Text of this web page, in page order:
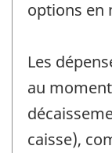
options en
Les
au
caisse),